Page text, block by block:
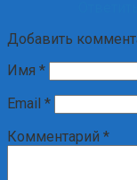
Добавить
Имя *
Email *
Комментарий *